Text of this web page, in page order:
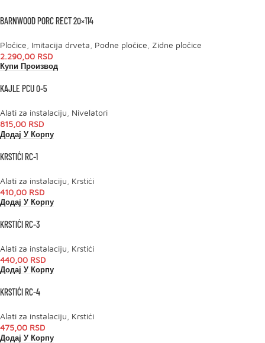
BARNWOOD PORC RECT 20×114
Pločice Imitacija drveta Podne pločice Zidne pločice
2.290,00 RSD
Купи Производ
KAJLE PCU 0-5
Alati za instalaciju Nivelatori
815,00 RSD
Додај У Корпу
KRSTIĆI RC-1
Alati za instalaciju Krstići
410,00 RSD
Додај У Корпу
KRSTIĆI RC-3
Alati za instalaciju Krstići
440,00 RSD
Додај У Корпу
KRSTIĆI RC-4
Alati za instalaciju, Krstići
475,00 RSD
Додај У Корпу